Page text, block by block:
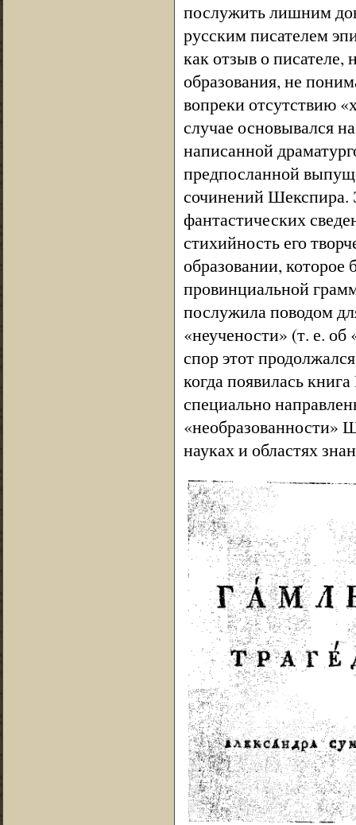
послужить лишним
русским писателем
как отзыв о писателе,
образования, не
вопреки отсутствию
случае основывался
написанной
предпосланной
сочинений Шекспира.
фантастических
стихийность его
образовании,
провинциальной
послужила поводом
«неучености» (т. е.
спор этот
когда появилась
специально
«необразованности»
науках и областях